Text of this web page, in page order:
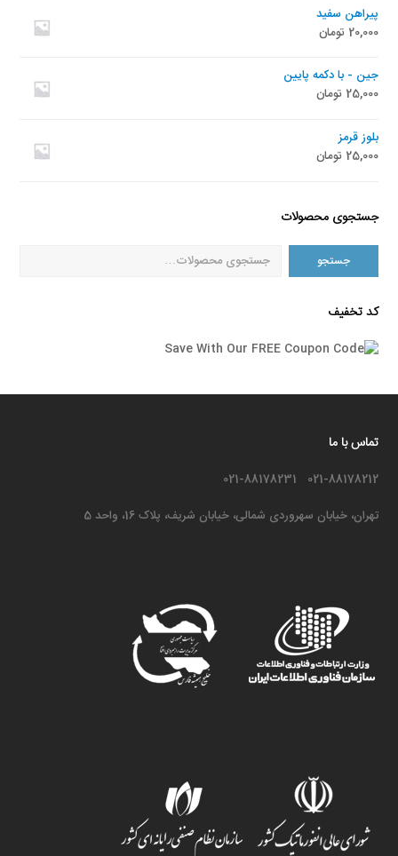
پیراهن سفید
20,000 تومان
جین - با دکمه پایین
25,000 تومان
بلوز قرمز
25,000 تومان
جستجوی محصولات
جستجو
کد تخفیف
تماس با ما
021-88178212 021-88178231
تهران، خیابان سهروردی شمالی، خیابان شریف، پلاک 16، واحد 5